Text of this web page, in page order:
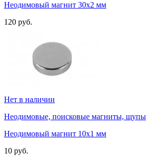
Неодимовый магнит 30х2 мм
120 руб.
Нет в наличии
Неодимовые, поисковые магниты, щупы
Неодимовый магнит 10х1 мм
10 руб.